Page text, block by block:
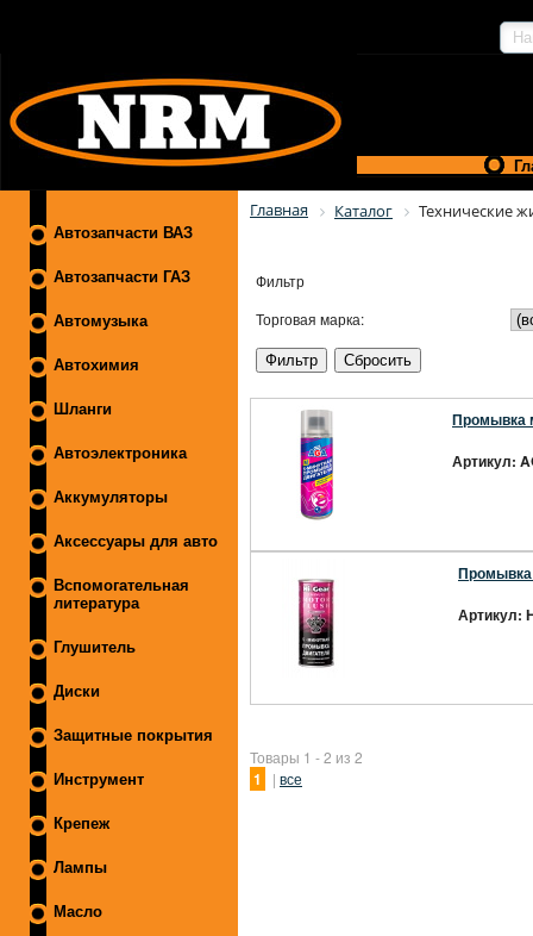
Автозапчасти ВАЗ
Автозапчасти ГАЗ
Автомузыка
Автохимия
Шланги
Автоэлектроника
Аккумуляторы
Аксессуары для авто
Вспомогательная
литература
Глушитель
Диски
Защитные покрытия
Инструмент
Крепеж
Лампы
Масло
Главная Каталог Технические
Фильтр
Торговая марка:
Промывка
Артикул:
Промывка
Артикул:
Товары 1 - 2 из 2
1 | все